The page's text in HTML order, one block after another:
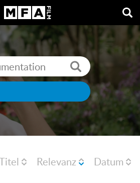
Relevanz Datum